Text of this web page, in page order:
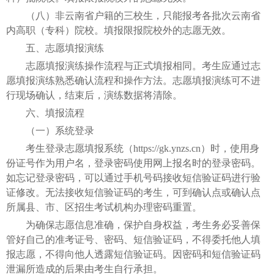
（八）非云南省户籍的三校生，只能报考各批次云南省
内高职（专科）院校。填报限报院校外的志愿无效。
五、志愿填报演练
志愿填报演练操作流程与正式填报相同。考生应通过志
愿填报演练熟悉确认流程和操作方法。志愿填报演练可不进
行现场确认，结束后，演练数据将清除。
六、填报流程
（一）系统登录
考生登录志愿填报系统（https://gk.ynzs.cn）时，使用身
份证号作为用户名，登录密码使用网上报名时的登录密码。
如忘记登录密码，可以通过手机号码接收短信验证码进行验
证修改。无法接收短信验证码的考生，可到确认点或确认点
所属县、市、区招生考试机构办理密码重置。
为确保志愿信息准确，保护自身权益，考生务必妥善保
管好自己的准考证号、密码、短信验证码，不得委托他人填
报志愿，不得向他人透露短信验证码。因密码和短信验证码
泄漏所造成的后果由考生自行承担。